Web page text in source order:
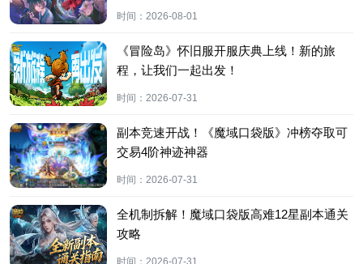
时间： 2026-08-01
《冒险岛》怀旧服开服庆典上线！新的旅
程，让我们一起出发！
时间： 2026-07-31
副本竞速开战！《魔域口袋版》冲榜夺取可
交易4阶神迹神器
时间： 2026-07-31
全机制拆解！魔域口袋版高难12星副本通关
攻略
时间： 2026-07-31